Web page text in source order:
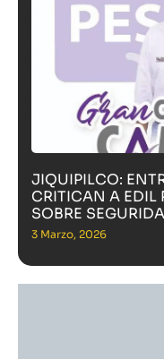
JIQUIPILCO:
CRITICAN A EDIL
SOBRE
3 Marzo, 2026